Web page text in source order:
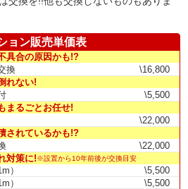
ョン販売単価表
具合の原因かも!?
換
\16,800
れない!
\5,500
まるごとお任せ!
\22,000
されているかも!?
\22,000
対策に!※設置から10年前後が交換目安
）
\5,500
）
\5,500